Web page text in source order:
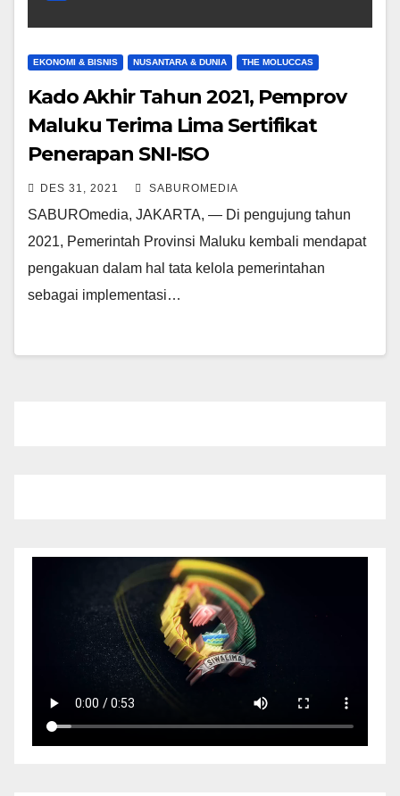
EKONOMI & BISNIS NUSANTARA & DUNIA THE MOLUCCAS
Kado Akhir Tahun 2021, Pemprov
Maluku Terima Lima Sertifikat
Penerapan SNI-ISO
DES 31, 2021 SABUROMEDIA
SABUROmedia, JAKARTA, — Di pengujung tahun
2021, Pemerintah Provinsi Maluku kembali mendapat
pengakuan dalam hal tata kelola pemerintahan
sebagai implementasi…